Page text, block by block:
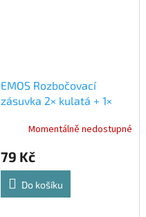
EMOS Rozbočovací
zásuvka 2× kulatá + 1×
Momentálně nedostupné
79 Kč
Do košíku